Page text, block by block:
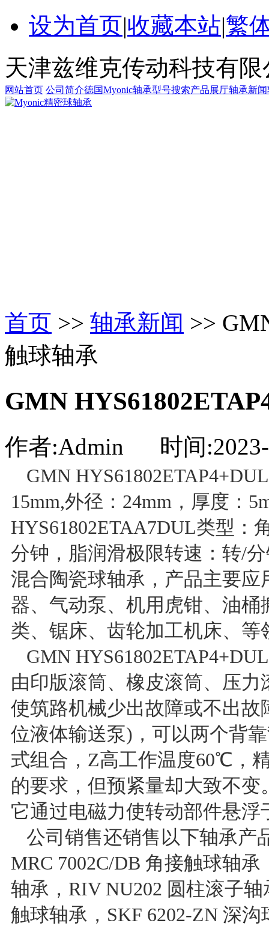
设为首页|收藏本站|繁
天津兹维克传动科技有限
网站首页 公司简介德国Myonic轴承型号搜索产品展厅轴承新闻
首页 >> 轴承新闻 >>
触球轴承
GMN
作者:Admin 时间:2023-
GMN
15mm,外径：24mm，厚度：
HYS61802ETAA7DUL类型：
分钟，脂润滑极限转速：转/
混合陶瓷球轴承，产品主要
器、气动泵、机用虎钳、油
类、锯床、齿轮加工机床、等
GMN
由印版滚筒、橡皮滚筒、压
使筑路机械少出故障或不出
位液体输送泵)，可以两个背
式组合，Z高工作温度60℃，
的要求，但预紧量却大致不
它通过电磁力使转动部件悬浮
公司销售还销售以下轴承产
MRC 7002C/DB 角接触球轴
轴承，RIV NU202 圆柱滚子
触球轴承，SKF 6202-ZN 深